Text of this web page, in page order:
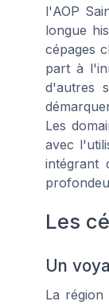
l'AOP
longue
cépages
part à
d'autres
Les
avec
intégrant
Les
Un
La région